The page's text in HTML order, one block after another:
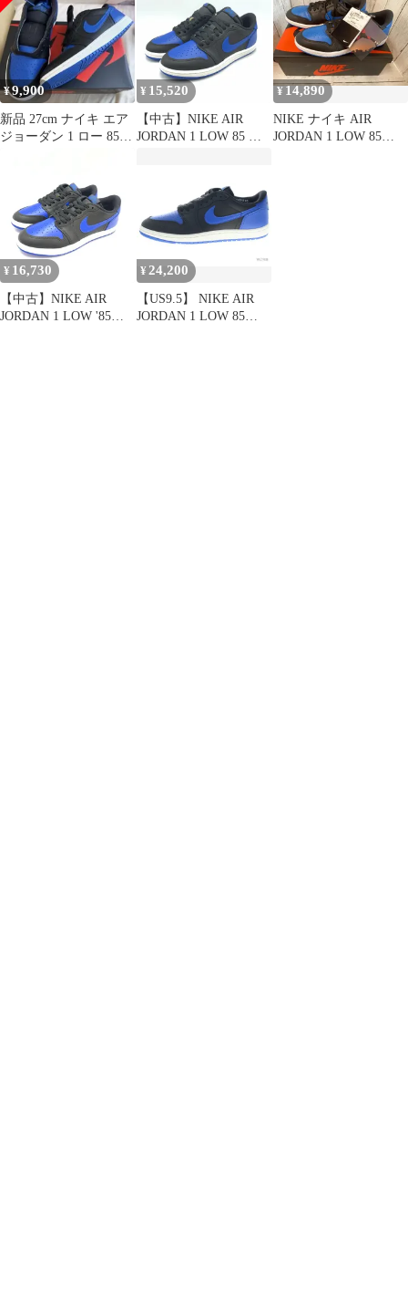
ラック/バーシティロイ
ヤル 27.5cm US9.5
UK8.5 メンズ スニーカ
ー IB1981-004 【中古
品】
¥9,900
新品 27cm ナイキ エア
ジョーダン 1 ロー 85
¥ 15,520
【中古】NIKE AIR
JORDAN 1 LOW 85 ブ
1 ロー 85 ブルー[17]
¥14,890
NIKE ナイキ AIR
JORDAN 1 LOW 85
¥ 16,730
【中古】NIKE AIR
JORDAN 1 LOW '85
¥ 24,200
【US9.5】 NIKE AIR
JORDAN 1 LOW 85